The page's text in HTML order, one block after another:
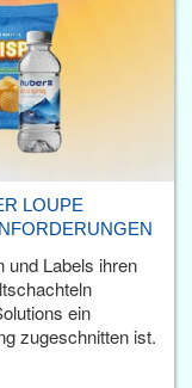
LOUPE
und Labels ihren
ein
zugeschnitten ist.